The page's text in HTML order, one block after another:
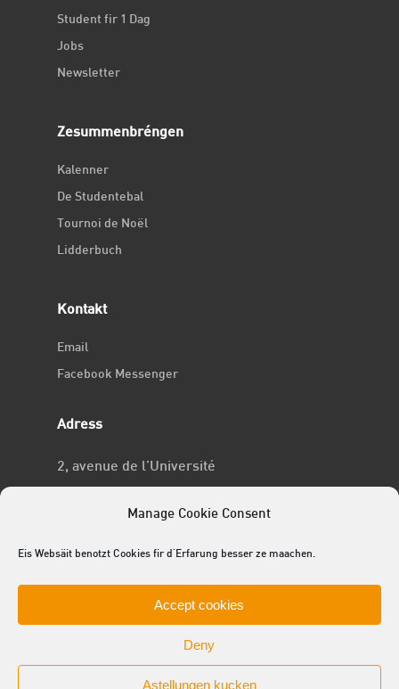
Manage Cookie Consent
Eis Websäit benotzt Cookies fir d'Erfarung besser ze maachen.
Accept cookies
Deny
Astellungen kucken
Student fir 1 Dag
Jobs
Newsletter
Zesummenbréngen
Kalenner
De Studentebal
Tournoi de Noël
Lidderbuch
Kontakt
Email
Facebook Messenger
Adress
2, avenue de l’Université
No RCSL
© 2025 ACEL - de Studentevertrieder